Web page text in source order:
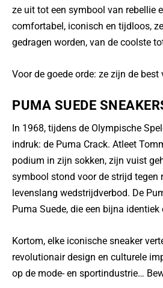
ze uit tot een symbool van rebellie
comfortabel, iconisch en tijdloos,
gedragen worden, van de coolste
Voor de goede orde: ze zijn de
PUMA SUEDE
In 1968, tijdens de Olympische
indruk: de Puma Crack. Atleet
podium in zijn sokken, zijn vuist
symbool stond voor de strijd tegen
levenslang wedstrijdverbod. De
Puma Suede, die een bijna
Kortom, elke iconische sneaker
revolutionair design en culturele
op de mode- en sportindustrie…